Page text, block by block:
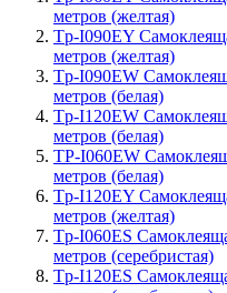
метров (желтая)
Tp-I090EY
метров (желтая)
Tp-I090EW
метров (белая)
Tp-I120EW
метров (белая)
TP-I060EW
метров (белая)
Tp-I120EY
метров (желтая)
Tp-I060ES
метров (серебристая)
Tp-I120ES